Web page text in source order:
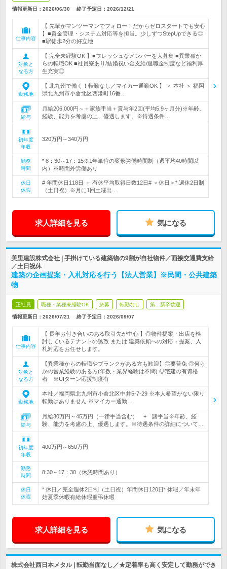
情報更新日：2026/06/30 終了予定日： 2026/12/21
仕事内容
【 先輩がマンツーマンでフォロー！だからゼロスタートでも安心
】■資金管理・システム対応等を担当。少しずつStepUpできる◎
■駅徒歩2分の好立地
対象と
なる方
【 完全未経験OK 】■フレッシュなメンバーを大募集 ■異業種か
らの転職OK ■社員寮あり/結婚祝い金支給/退職金制度など福利厚
生充実◎
勤務地
【 北九州で働く！転勤なし／マイカー通勤OK 】 ＜ 本社 ＞ 福岡
県北九州市小倉北区西港町16番…
給与
月給206,000円～＋家族手当＋賞与年2回(平均5.9ヶ月分)※年齢、
経験、能力を考慮の上、優遇します。※待遇条件…
初年度
年収
320万円～340万円
勤務
時間
* 8：30～17：15※1年単位の変形労働時間制（週平均40時間以
内）※時間外労働あり
休日
休暇
# 年間休日118日 ＋ 有休平均取得日数12日# ＜休日＞* 週休2日制
（土日祝）※月に1回土曜出…
求人詳細を見る 気になる
美里建設株式会社 | 手掛けている建築物の9割が自社物件／面接交通費支給
／土日祝休
建築の企画提案・入札対応を行う【法人営業】※民間・公共建築
物
正社員 職種・業種未経験OK 急募 転勤なし 第二新卒歓迎
情報更新日：2026/07/21 終了予定日： 2026/09/07
仕事内容
【 長年お付き合いのある取引先が中心 】◎物件提案・出店を検
討しているテナントの誘致 または 建築依頼への対応・提案、入
札対応をお任せします。
対象と
なる方
【異業種からの転職やブランクがある方も歓迎】◎要普免 ◎何ら
かの営業経験のある方(年数・業界経験は不問) ◎宅建の有資格
者 ※UIターン応援制度有
勤務地
本社／福岡県北九州市小倉北区中井5-7-29 ※本人希望がない限り
転勤はありません ※マイカー通勤…
給与
月給30万円～45万円（一律手当含む） + 諸手当※年齢、経
験、能力を考慮の上、優遇します。※待遇条件の詳細について…
初年度
年収
400万円～650万円
勤務
時間
8:30～17：30（休憩時間あり）
休日
休暇
* 休日／完全週休2日制（土日祝）年間休日120日* 休暇／年末年
始夏季休暇有給休暇慶弔休暇
求人詳細を見る 気になる
株式会社西日本メタル | 転勤当面なし／★定着率も高く安定して勤務ができ